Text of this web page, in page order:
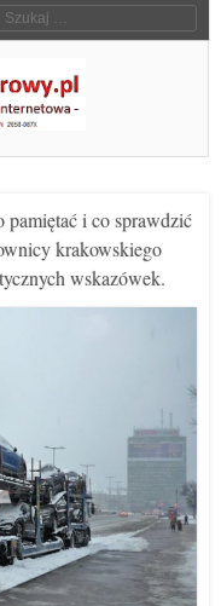
Szukaj
pamiętać i co sprawdzić
krakowskiego
wskazówek.